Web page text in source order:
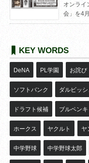
オンライ
会」を4
KEY WORDS
DeNA PL学園 お詫び
ソフトバンク ダルビッシ
ドラフト候補 ブルペン
ホークス ヤクルト ヤ
中学野球 中学野球太郎